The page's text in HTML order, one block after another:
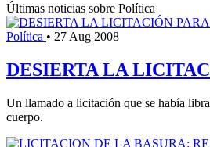
Últimas noticias sobre Política
Política • 27 Aug 2008
DESIERTA LA
Un llamado a licitación que se había
cuerpo.